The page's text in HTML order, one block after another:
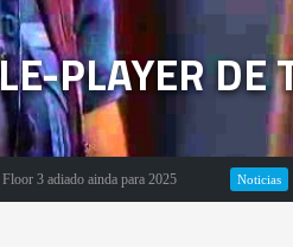
PLAYER DE
ainda para 2025 GTA 6